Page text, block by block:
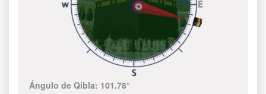
Ángulo de Qibla: 101.78°